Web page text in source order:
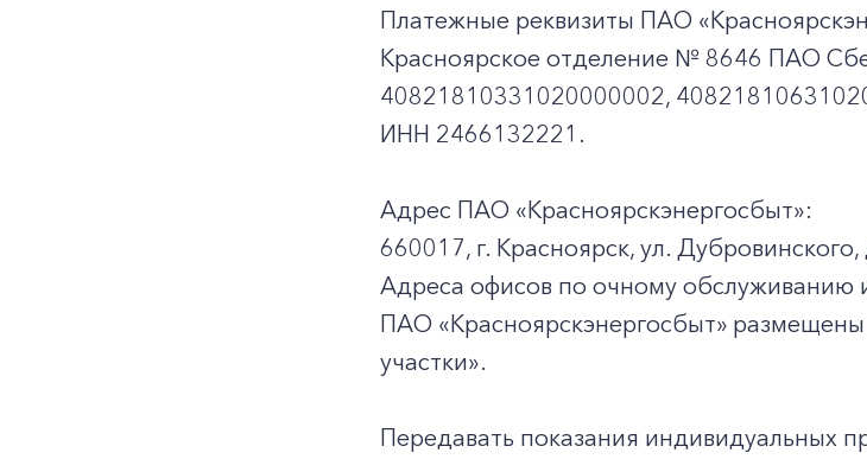
+7-800-700-24-57
Заказать обратный звонок
Частным клиентам
Корпоративным клиентам
Платежные реквизиты ПАО
Красноярское отделение № 8646 ПАО
40821810331020000002,
ИНН 2466132221.
Адрес ПАО «Красноярскэнергосбыт»:
660017, г. Красноярск, ул. Дубровинского,
Адреса офисов по очному обслуживанию
ПАО «Красноярскэнергосбыт» размещены
участки».
Передавать показания индивидуальных